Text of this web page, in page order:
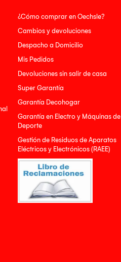
¿Cómo comprar en Oechsle?
Cambios y devoluciones
Despacho a Domicilio
Mis Pedidos
Devoluciones sin salir de casa
Super Garantía
Garantía Decohogar
Garantía en Electro y Máquinas de
Deporte
Gestión de Residuos de Aparatos
Eléctricos y Electrónicos (RAEE)